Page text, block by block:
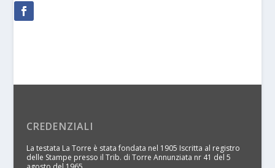
CREDENZIALI
La testata La Torre è stata fondata nel 1905 Iscritta al registro
delle Stampe presso il Trib. di Torre Annunziata nr 41 del 5